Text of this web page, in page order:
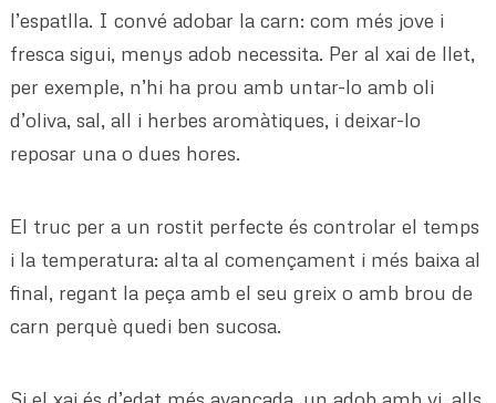
l’espatlla. I convé adobar la carn: com més jove i
fresca sigui, menys adob necessita. Per al xai de llet,
per exemple, n’hi ha prou amb untar-lo amb oli
d’oliva, sal, all i herbes aromàtiques, i deixar-lo
reposar una o dues hores.
El truc per a un rostit perfecte és controlar el temps
i la temperatura: alta al començament i més baixa al
final, regant la peça amb el seu greix o amb brou de
carn perquè quedi ben sucosa.